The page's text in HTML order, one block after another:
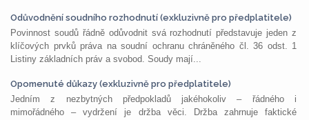
Odůvodnění soudního rozhodnutí (exkluzivně pro předplatitele)
Povinnost soudů řádně odůvodnit svá rozhodnutí představuje jeden z
klíčových prvků práva na soudní ochranu chráněného čl. 36 odst. 1
Listiny základních práv a svobod. Soudy mají...
Opomenuté důkazy (exkluzivně pro předplatitele)
Jedním z nezbytných předpokladů jakéhokoliv – řádného i
mimořádného – vydržení je držba věci. Držba zahrnuje faktické